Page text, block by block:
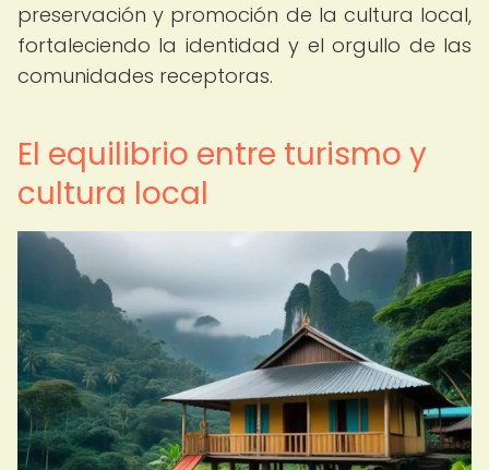
preservación y promoción de la cultura local,
fortaleciendo la identidad y el orgullo de las
comunidades receptoras.
El equilibrio entre turismo y
cultura local